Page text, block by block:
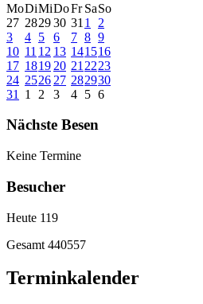
MoDiMiDoFr SaSo
27 282930 31 1
2
3
4 5 6 7 8 9
10 11 12 13 141516
17 1819 20 21 2223
24 2526 27 282930
31
1 2 3 4 5 6
Nächste Besen
Keine Termine
Besucher
Heute 119
Gesamt 440557
Terminkalender